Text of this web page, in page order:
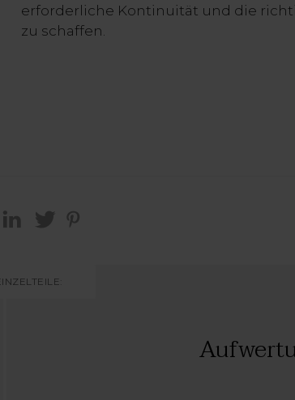
erforderliche Kontinuität und die
zu schaffen.